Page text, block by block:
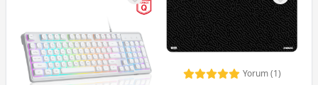
Yorum (1)